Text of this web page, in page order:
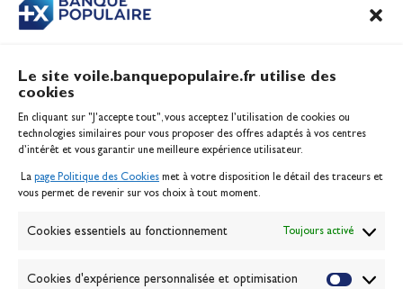
Le site voile.banquepopulaire.fr utilise des
cookies
En cliquant sur "J'accepte tout", vous acceptez l’utilisation de cookies ou
technologies similaires pour vous proposer des offres adaptés à vos centres
d’intérêt et vous garantir une meilleure expérience utilisateur.
La page Politique des Cookies met à votre disposition le détail des traceurs et
vous permet de revenir sur vos choix à tout moment.
Cookies essentiels au fonctionnement Toujours activé
Cookies d'expérience personnalisée et optimisation
CONTENU
Inscription serveur média
Contact
Politique des cookies
Banque de la voile
Passion Voile TV